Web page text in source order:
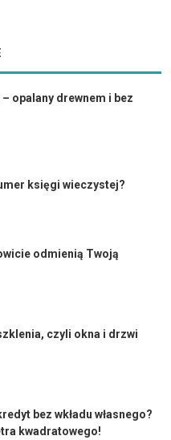
opalany drewnem i bez
księgi wieczystej?
odmienią Twoją
czyli okna i drzwi
bez wkładu własnego?
kwadratowego!